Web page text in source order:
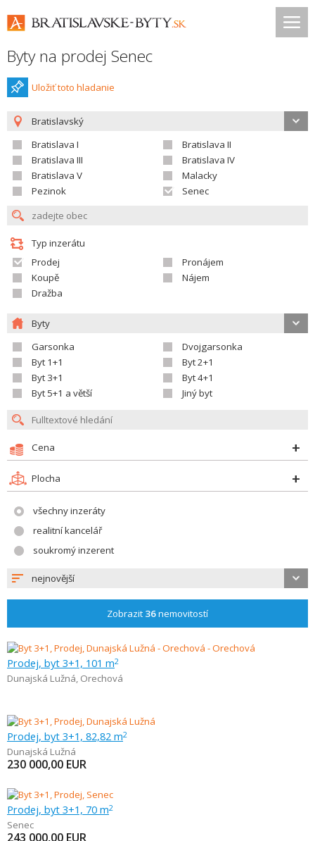
Byty na prodej Senec
Uložiť toto hladanie
Bratislavský
Bratislava I
Bratislava II
Bratislava III
Bratislava IV
Bratislava V
Malacky
Pezinok
Senec
Typ inzerátu
Prodej
Pronájem
Koupě
Nájem
Dražba
Byty
Garsonka
Dvojgarsonka
Byt 1+1
Byt 2+1
Byt 3+1
Byt 4+1
Byt 5+1 a větší
Jiný byt
Cena
Plocha
všechny inzeráty
realitní kancelář
soukromý inzerent
nejnovější
Zobrazit 36nemovitostí
Prodej, byt 3+1, 101 m2
Dunajská Lužná, Orechová
Prodej, byt 3+1, 82,82 m2
Dunajská Lužná
230 000,00 EUR
Prodej, byt 3+1, 70 m2
Senec
243 000,00 EUR